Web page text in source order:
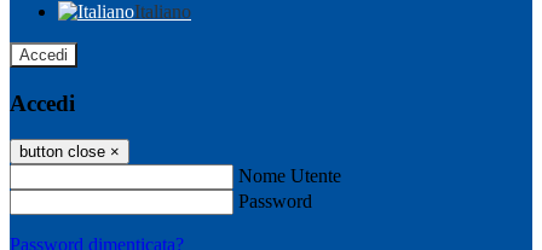
Italiano
Accedi
Accedi
button close ×
Nome Utente
Password
Password dimenticata?